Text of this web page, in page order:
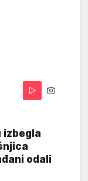
izbegla
odali